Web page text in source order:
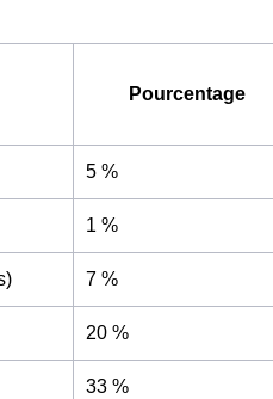
Pourcentage
5 %
1 %
7 %
20 %
33 %